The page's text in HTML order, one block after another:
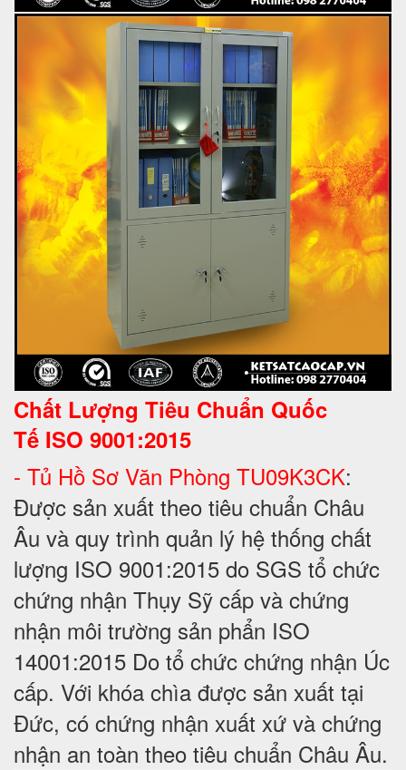
Chất Lượng Tiêu Chuẩn Quốc
Tế ISO 9001:2015
- Tủ Hồ Sơ Văn Phòng TU09K3CK:
Được sản xuất theo tiêu chuẩn Châu
Âu và quy trình quản lý hệ thống chất
lượng ISO 9001:2015 do SGS tổ chức
chứng nhận Thụy Sỹ cấp và chứng
nhận môi trường sản phẩn ISO
14001:2015 Do tổ chức chứng nhận Úc
cấp. Với khóa chìa được sản xuất tại
Đức, có chứng nhận xuất xứ và chứng
nhận an toàn theo tiêu chuẩn Châu Âu.